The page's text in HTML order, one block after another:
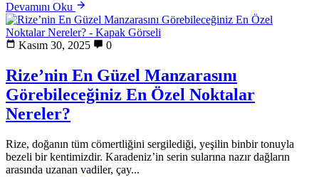
Devamını Oku
Kasım 30, 2025 0
Rize’nin En Güzel Manzarasını
Görebileceğiniz En Özel Noktalar
Nereler?
Rize, doğanın tüm cömertliğini sergilediği, yeşilin binbir tonuyla
bezeli bir kentimizdir. Karadeniz’in serin sularına nazır dağların
arasında uzanan vadiler, çay...